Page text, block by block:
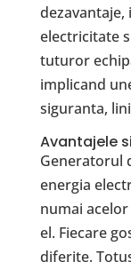
dezavantaje,
electricitate
tuturor
implicand
siguranta,
Avantajele
Generatorul
energia
numai
el. Fiecare
diferite.